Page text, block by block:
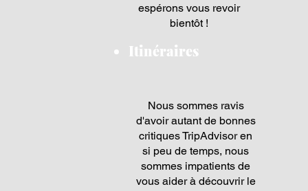
espérons vous revoir
bientôt !
Itinéraires
Nous sommes ravis
d'avoir autant de bonnes
critiques TripAdvisor en
si peu de temps, nous
sommes impatients de
vous aider à découvrir le